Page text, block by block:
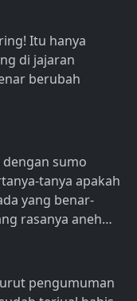
Itu hanya
di jajaran
berubah
sumo
tanya apakah
yang benar-
rasanya aneh…
pengumuman